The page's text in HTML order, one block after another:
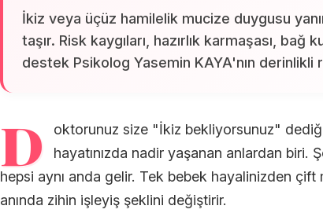
İkiz veya üçüz hamilelik mucize duygusu
taşır. Risk kaygıları, hazırlık karmaşası,
destek Psikolog Yasemin KAYA'nın derinlikli
D
oktorunuz size "İkiz bekliyorsunuz"
hayatınızda nadir yaşanan anlardan
hepsi aynı anda gelir. Tek bebek hayalinizden
anında zihin işleyiş şeklini değiştirir.